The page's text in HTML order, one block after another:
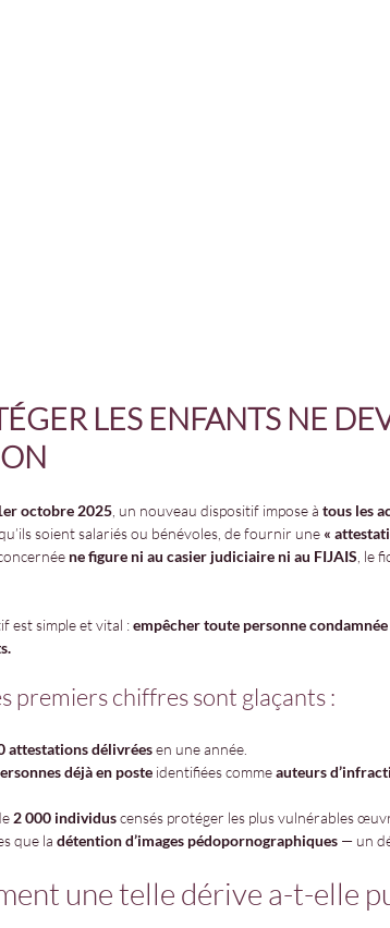
LES ENFANTS NE
octobre 2025 , un nouveau dispositif impose à tous les
qu’ils soient salariés ou bénévoles, de fournir une «
ne figure ni au casier judiciaire ni au FIJAIS , le
est simple et vital : empêcher toute personne
premiers chiffres sont glaçants :
attestations délivrées en une année.
déjà en poste identifiées comme auteurs
2 000 individus censés protéger les plus vulnérables
que la détention d’images pédopornographiques — un
une telle dérive a-t-elle